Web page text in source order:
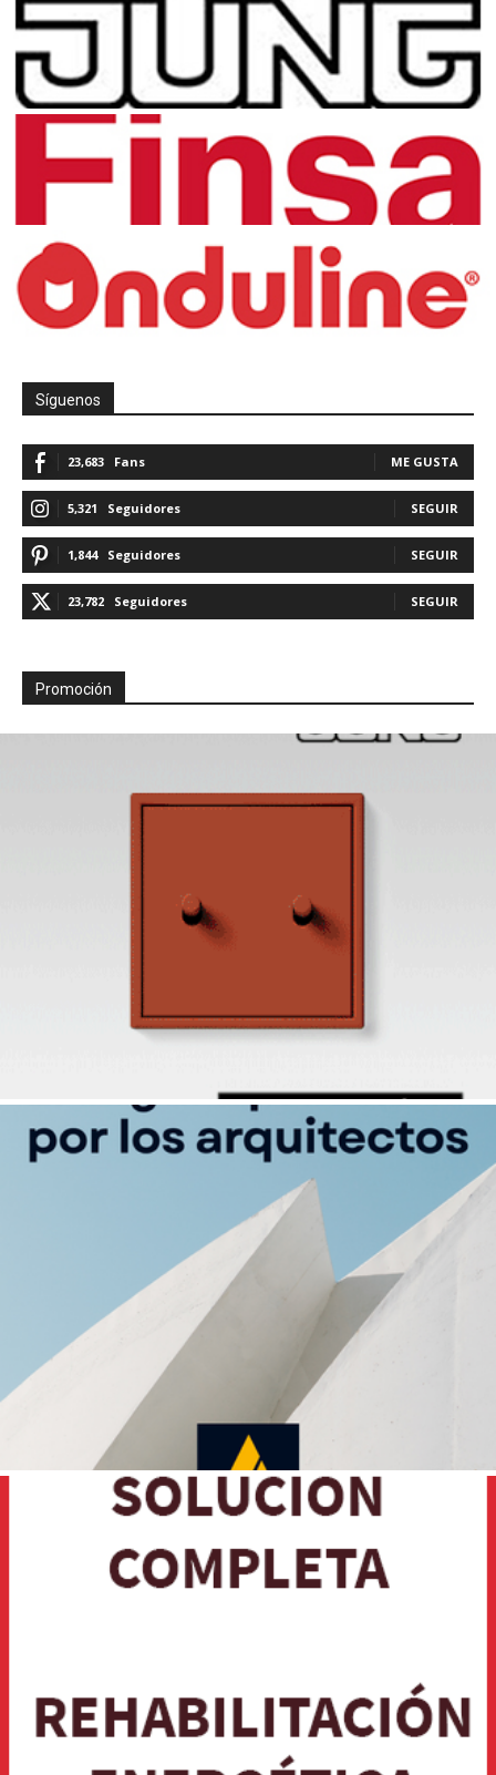
Síguenos
23,683 Fans ME GUSTA
5,321 Seguidores SEGUIR
1,844 Seguidores SEGUIR
23,782 Seguidores SEGUIR
Promoción